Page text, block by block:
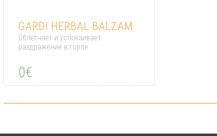
GARDI HERBAL BALZAM
Облегчает и успокаивает
раздражение в горле
0€